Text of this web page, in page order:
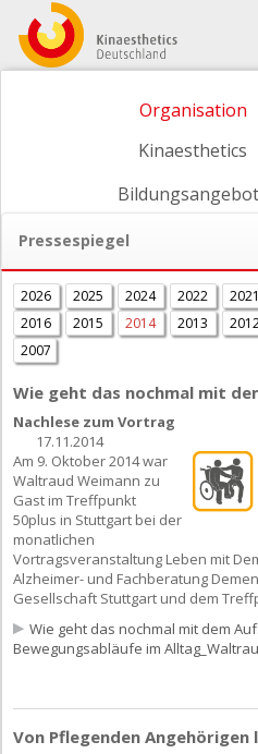
Organisation
Kinaesthetics
Pressespiegel
2026 2025 2024 2022 2021
2016
2015 2014 2013
2007
Wie geht das nochmal mit
Nachlese zum Vortrag
17.11.2014
Am 9. Oktober 2014 war
Waltraud Weimann zu
Gast im Treffpunkt
50plus in Stuttgart bei der
monatlichen
Vortragsveranstaltung Leben mit
Alzheimer- und Fachberatung
Gesellschaft Stuttgart und dem
Wie geht das nochmal mit dem
Bewegungsabläufe im
Von Pflegenden Angehörigen